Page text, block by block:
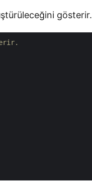
gösterir.